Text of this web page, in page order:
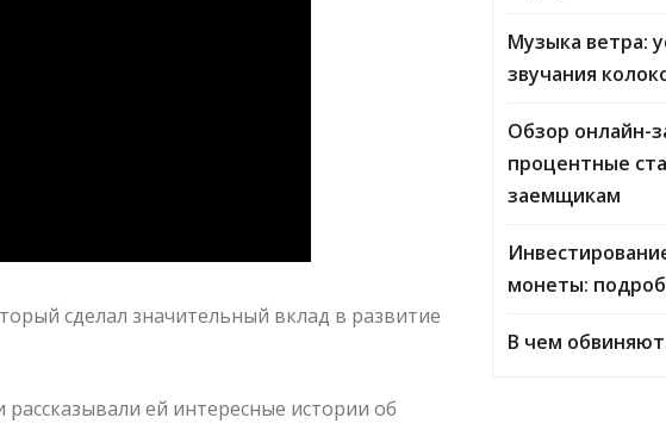
сделал значительный вклад в развитие
ей интересные истории об
Музыка ветра:
звучания
Обзор онлайн-
процентные
заемщикам
монеты:
В чем